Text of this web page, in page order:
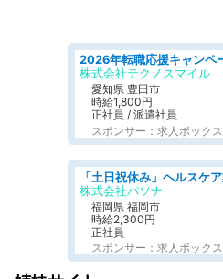
株式会社テクノスマイル
愛知県 豊田市
時給1,800円
正社員 / 派遣社員
スポンサー：求人ボックス
株式会社パソナ
福岡県 福岡市
時給2,300円
正社員
スポンサー：求人ボックス